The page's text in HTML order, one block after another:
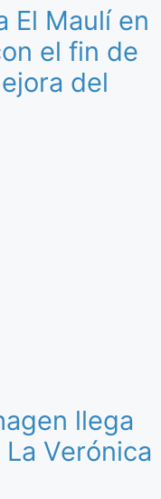
El Maulí en
el fin de
del
llega
Verónica